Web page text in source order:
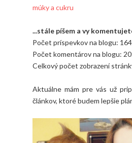
múky a cukru
...stále píšem a vy
Počet príspevkov na blogu: 164
Počet komentárov na blogu:
Celkový počet zobrazení
Aktuálne mám pre vás už
článkov, ktoré budem lepšie